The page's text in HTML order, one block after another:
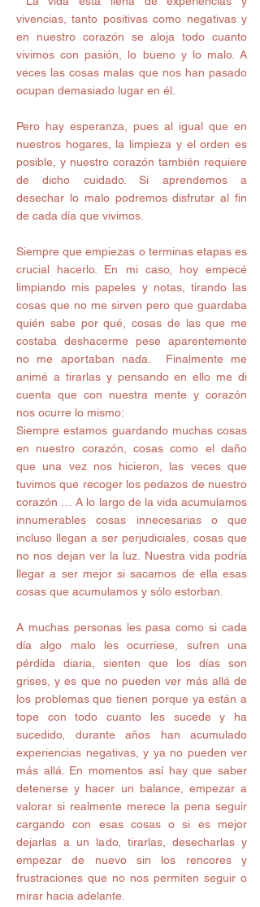
vivencias, tanto positivas como negativas y
en nuestro corazón se aloja todo cuanto
vivimos con pasión, lo bueno y lo malo. A
veces las cosas malas que nos han pasado
ocupan demasiado lugar en él.
Pero hay esperanza, pues al igual que en
nuestros hogares, la limpieza y el orden es
posible, y nuestro corazón también requiere
de dicho cuidado. Si aprendemos a
desechar lo malo podremos disfrutar al fin
de cada día que vivimos.
Siempre que empiezas o terminas etapas es
crucial hacerlo. En mi caso, hoy empecé
limpiando mis papeles y notas, tirando las
cosas que no me sirven pero que guardaba
quién sabe por qué, cosas de las que me
costaba deshacerme pese aparentemente
no me aportaban nada.  Finalmente me
animé a tirarlas y pensando en ello me di
cuenta que con nuestra mente y corazón
nos ocurre lo mismo:
Siempre estamos guardando muchas cosas
en nuestro corazón, cosas como el daño
que una vez nos hicieron, las veces que
tuvimos que recoger los pedazos de nuestro
corazón … A lo largo de la vida acumulamos
innumerables cosas innecesarias o que
incluso llegan a ser perjudiciales, cosas que
no nos dejan ver la luz. Nuestra vida podría
llegar a ser mejor si sacamos de ella esas
cosas que acumulamos y sólo estorban.
A muchas personas les pasa como si cada
día algo malo les ocurriese, sufren una
pérdida diaria, sienten que los días son
grises, y es que no pueden ver más allá de
los problemas que tienen porque ya están a
tope con todo cuanto les sucede y ha
sucedido, durante años han acumulado
experiencias negativas, y ya no pueden ver
más allá. En momentos así hay que saber
detenerse y hacer un balance, empezar a
valorar si realmente merece la pena seguir
cargando con esas cosas o si es mejor
dejarlas a un lado, tirarlas, desecharlas y
empezar de nuevo sin los rencores y
frustraciones que no nos permiten seguir o
mirar hacia adelante.